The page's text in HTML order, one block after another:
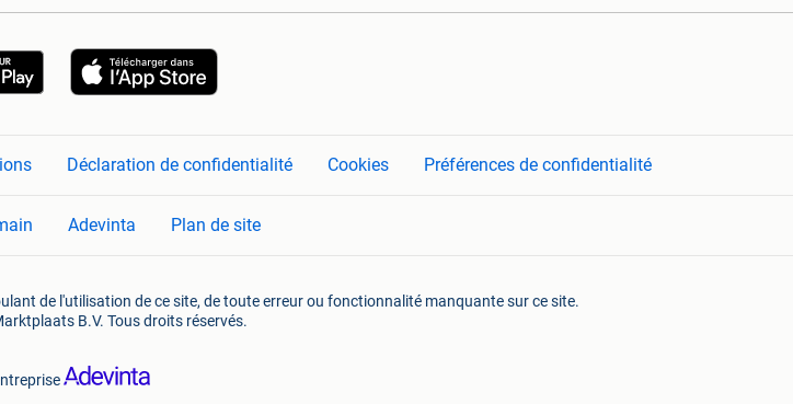
Déclaration de confidentialité Cookies Préférences de confidentialité
Adevinta Plan de site
de l'utilisation de ce site, de toute erreur ou fonctionnalité manquante sur ce site.
B.V. Tous droits réservés.